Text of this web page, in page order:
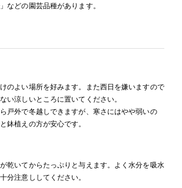
などの園芸品種があります。
のよい場所を好みます。また西日を嫌いますので
い涼しいところに置いてください。
戸外で冬越しできますが、寒さにはやや弱いの
鉢植えの方が安心です。
乾いてからたっぷりと与えます。よく水分を吸水
分注意ししてください。